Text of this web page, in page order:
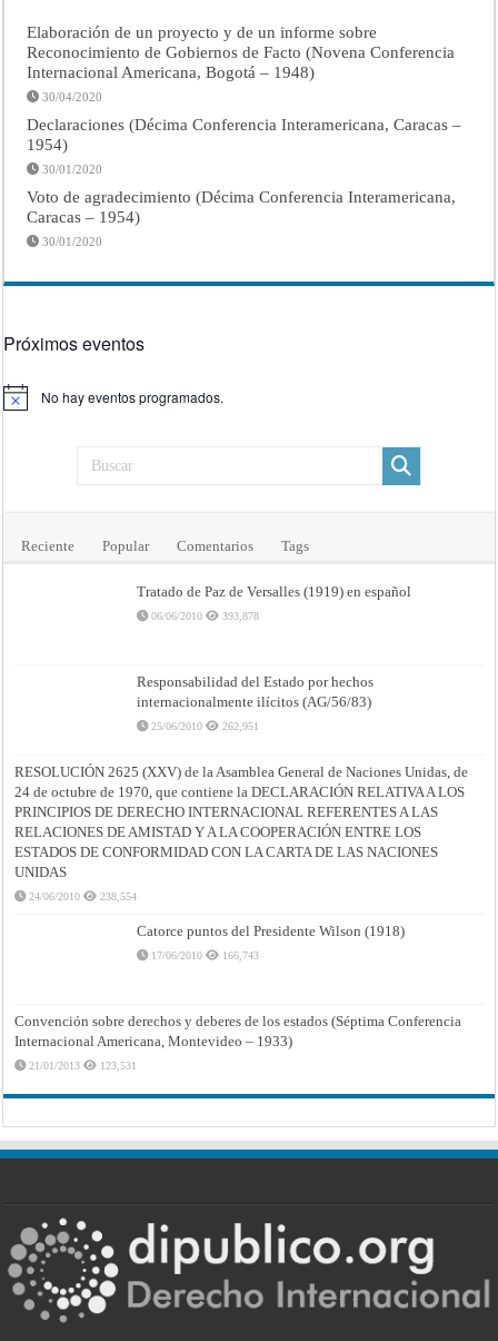
Elaboración de un proyecto y de un informe sobre
Reconocimiento de Gobiernos de Facto (Novena Conferencia
Internacional Americana, Bogotá – 1948)
30/04/2020
Declaraciones (Décima Conferencia Interamericana, Caracas –
1954)
30/01/2020
Voto de agradecimiento (Décima Conferencia Interamericana,
Caracas – 1954)
30/01/2020
Próximos eventos
Aviso No hay eventos programados.
Reciente Popular Comentarios Tags
Tratado de Paz de Versalles (1919) en español
06/06/2010 393,878
Responsabilidad del Estado por hechos
internacionalmente ilícitos (AG/56/83)
25/06/2010 262,951
RESOLUCIÓN 2625 (XXV) de la Asamblea General de Naciones Unidas, de
24 de octubre de 1970, que contiene la DECLARACIÓN RELATIVA A LOS
PRINCIPIOS DE DERECHO INTERNACIONAL REFERENTES A LAS
RELACIONES DE AMISTAD Y A LA COOPERACIÓN ENTRE LOS
ESTADOS DE CONFORMIDAD CON LA CARTA DE LAS NACIONES
UNIDAS
24/06/2010 238,554
Catorce puntos del Presidente Wilson (1918)
17/06/2010 166,743
Convención sobre derechos y deberes de los estados (Séptima Conferencia
Internacional Americana, Montevideo – 1933)
21/01/2013 123,531